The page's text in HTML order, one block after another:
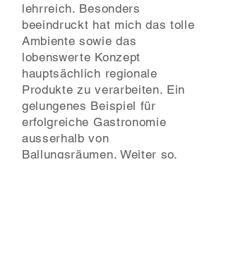
lehrreich. Besonders
beeindruckt hat mich das tolle
Ambiente sowie das
lobenswerte Konzept
hauptsächlich regionale
Produkte zu verarbeiten. Ein
gelungenes Beispiel für
erfolgreiche Gastronomie
ausserhalb von
Ballungsräumen. Weiter so.